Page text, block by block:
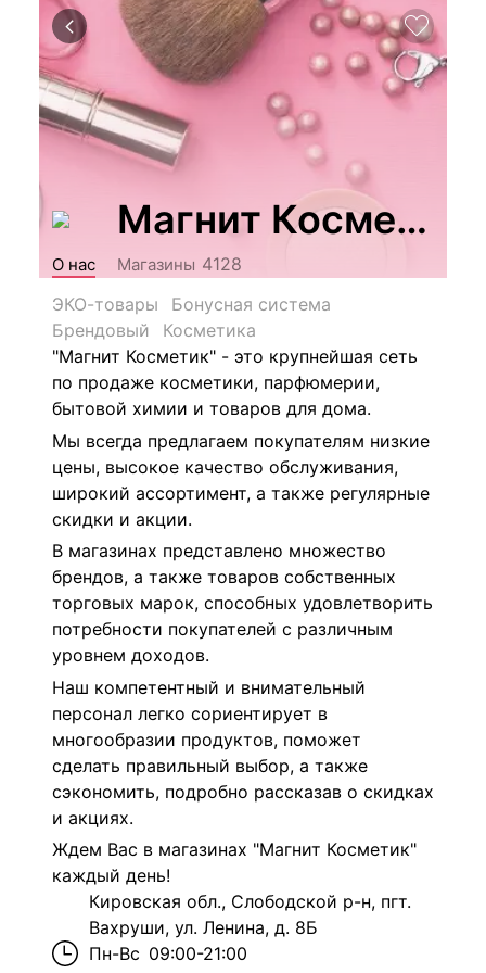
Магнит Косметик
О нас Магазины 4128
ЭКО-товары
Бонусная система
Брендовый
Косметика
"Магнит Косметик" - это крупнейшая сеть
по продаже косметики, парфюмерии,
бытовой химии и товаров для дома.
Мы всегда предлагаем покупателям низкие
цены, высокое качество обслуживания,
широкий ассортимент, а также регулярные
скидки и акции.
В магазинах представлено множество
брендов, а также товаров собственных
торговых марок, способных удовлетворить
потребности покупателей с различным
уровнем доходов.
Наш компетентный и внимательный
персонал легко сориентирует в
многообразии продуктов, поможет
сделать правильный выбор, а также
сэкономить, подробно рассказав о скидках
и акциях.
Ждем Вас в магазинах "Магнит Косметик"
каждый день!
Кировская обл., Слободской р-н, пгт.
Вахруши, ул. Ленина, д. 8Б
Пн-Вс 09:00-21:00